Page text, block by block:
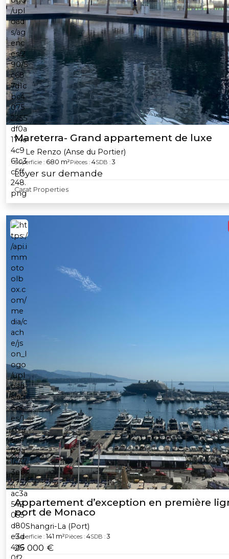
Mareterra- Grand appartement de luxe
Le Renzo (Anse du Portier)
Superficie : 680 m²Pièces : 4SDB : 3
Loyer sur demande
Carat Properties
Appartement d’exception en première
port de Monaco
Shangri-La (Port)
Superficie : 141 m²Pièces : 4SDB : 3
25 000 €